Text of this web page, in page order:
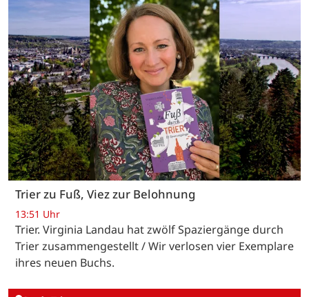
Trier zu Fuß, Viez zur Belohnung
13:51 Uhr
Trier. Virginia Landau hat zwölf Spaziergänge durch
Trier zusammengestellt / Wir verlosen vier Exemplare
ihres neuen Buchs.